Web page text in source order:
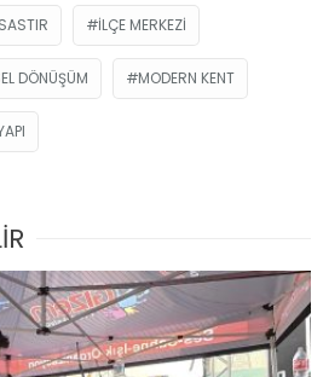
İLÇE MERKEZI
DÖNÜŞÜM MODERN KENT